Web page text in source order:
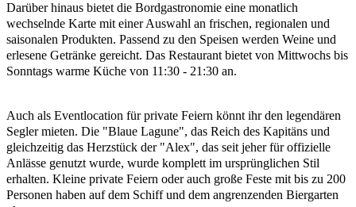
Darüber hinaus bietet die Bordgastronomie eine monatlich
wechselnde Karte mit einer Auswahl an frischen, regionalen und
saisonalen Produkten. Passend zu den Speisen werden Weine und
erlesene Getränke gereicht. Das Restaurant bietet von Mittwochs bis
Sonntags warme Küche von 11:30 - 21:30 an.
Auch als Eventlocation für private Feiern könnt ihr den legendären
Segler mieten. Die "Blaue Lagune", das Reich des Kapitäns und
gleichzeitig das Herzstück der "Alex", das seit jeher für offizielle
Anlässe genutzt wurde, wurde komplett im ursprünglichen Stil
erhalten. Kleine private Feiern oder auch große Feste mit bis zu 200
Personen haben auf dem Schiff und dem angrenzenden Biergarten